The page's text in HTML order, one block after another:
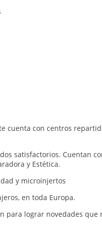
cuenta con centros
satisfactorios. Cuentan
y Estética.
y microinjertos
en toda Europa.
para lograr novedades que